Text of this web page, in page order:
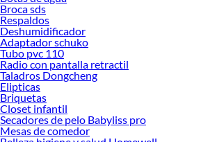
Broca sds
Respaldos
Deshumidificador
Adaptador schuko
Tubo pvc 110
Radio con pantalla retractil
Taladros Dongcheng
Elipticas
Briquetas
Closet infantil
Secadores de pelo Babyliss pro
Mesas de comedor